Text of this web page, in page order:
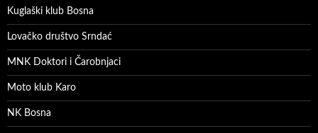
Kuglaški klub Bosna
Lovačko društvo Srndać
MNK Doktori i Čarobnjaci
Moto klub Karo
NK Bosna